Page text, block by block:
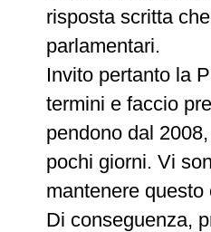
risposta scritta
parlamentari.
Invito pertanto la
termini e faccio
pendono dal
pochi giorni. Vi
mantenere questo
Di conseguenza,